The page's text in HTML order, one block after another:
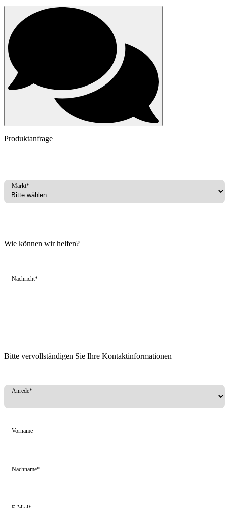
Produktanfrage
Markt*
Wie können wir helfen?
Nachricht*
Bitte vervollständigen Sie Ihre Kontaktinformationen
Anrede*
Vorname
Nachname*